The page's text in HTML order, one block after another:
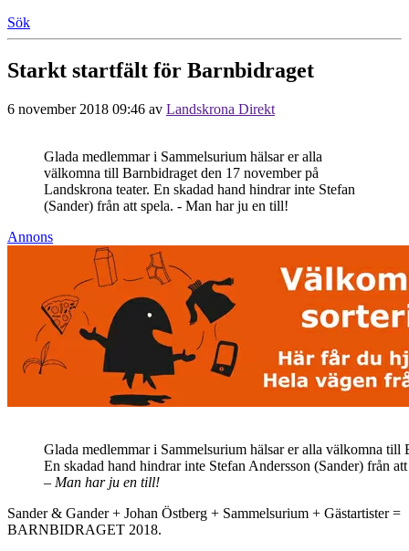
Sök
Starkt startfält för Barnbidraget
6 november 2018 09:46 av Landskrona Direkt
Glada medlemmar i Sammelsurium hälsar er alla
välkomna till Barnbidraget den 17 november på
Landskrona teater. En skadad hand hindrar inte Stefan
(Sander) från att spela. - Man har ju en till!
Annons
Glada medlemmar i Sammelsurium hälsar er alla välkomna till
En skadad hand hindrar inte Stefan Andersson (Sander) från
– Man har ju en till!
Sander & Gander + Johan Östberg + Sammelsurium + Gästartister =
BARNBIDRAGET 2018.